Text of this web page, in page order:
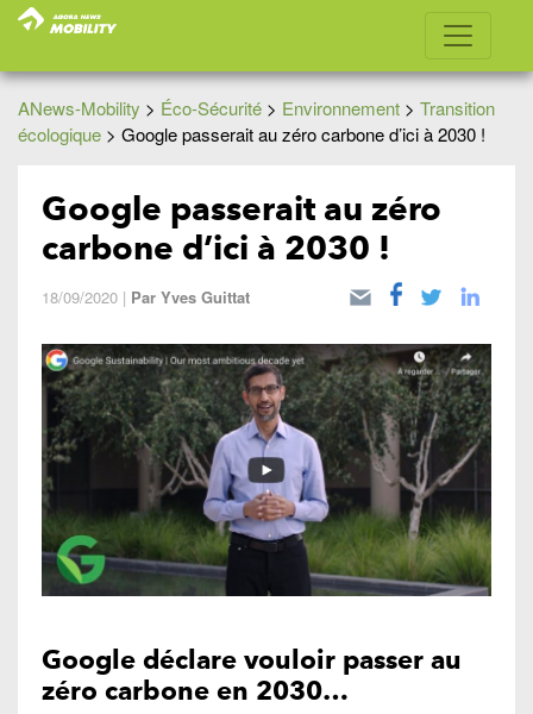
ANews-Mobility > Éco-Sécurité > Environnement > Transition
écologique > Google passerait au zéro carbone d’ici à 2030 !
Google passerait au zéro
carbone d’ici à 2030 !
18/09/2020 | Par Yves Guittat
Google déclare vouloir passer au
zéro carbone en 2030…